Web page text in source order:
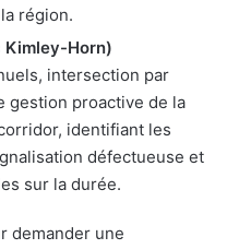
région.
Kimley-Horn)
intersection par
gestion proactive de la
identifiant les
défectueuse et
sur la durée.
demander une